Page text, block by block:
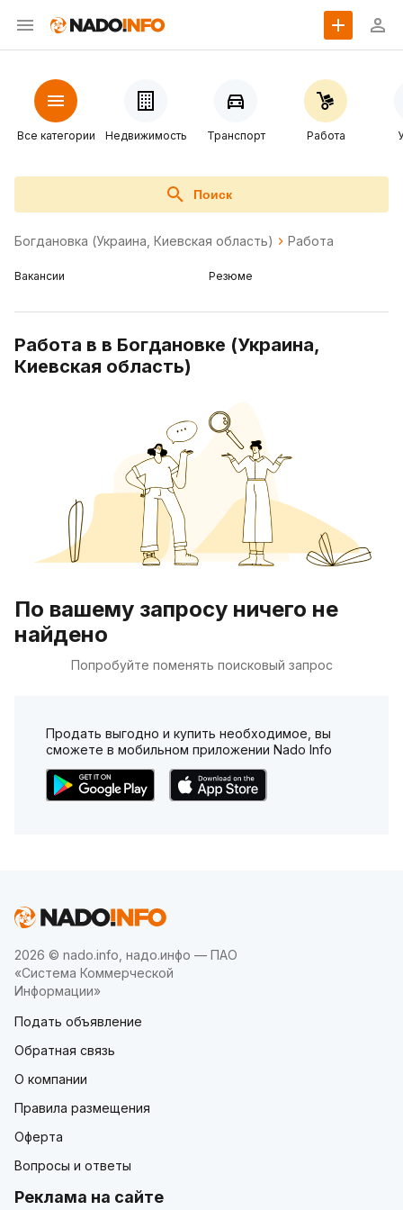
Все категории Недвижимость Транспорт Работа
Поиск
Богдановка (Украина, Киевская область) Работа
Вакансии Резюме
Работа в в Богдановке (Украина,
Киевская область)
По вашему запросу ничего не
найдено
Попробуйте поменять поисковый запрос
Продать выгодно и купить необходимое, вы
сможете в мобильном приложении Nado Info
2026 © nado.info, надо.инфо — ПАО
«Система Коммерческой
Информации»
Подать объявление
Обратная связь
О компании
Правила размещения
Оферта
Вопросы и ответы
Реклама на сайте